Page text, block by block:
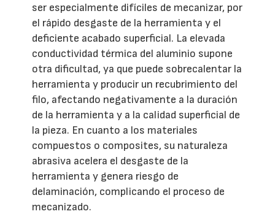
ser especialmente difíciles de mecanizar, por
el rápido desgaste de la herramienta y el
deficiente acabado superficial. La elevada
conductividad térmica del aluminio supone
otra dificultad, ya que puede sobrecalentar la
herramienta y producir un recubrimiento del
filo, afectando negativamente a la duración
de la herramienta y a la calidad superficial de
la pieza. En cuanto a los materiales
compuestos o composites, su naturaleza
abrasiva acelera el desgaste de la
herramienta y genera riesgo de
delaminación, complicando el proceso de
mecanizado.